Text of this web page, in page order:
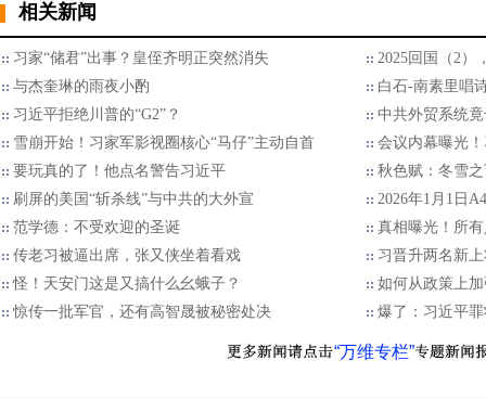
相关新闻
习家“储君”出事？皇侄齐明正突然消失
2025回国（2）
与杰奎琳的雨夜小酌
白石-南素里唱
习近平拒绝川普的“G2”？
中共外贸系统
雪崩开始！习家军影视圈核心“马仔”主动自首
会议内幕曝光
要玩真的了！他点名警告习近平
秋色赋：冬雪
刷屏的美国“斩杀线”与中共的大外宣
2026年1月1日
范学德：不受欢迎的圣诞
真相曝光！所
传老习被逼出席，张又侠坐着看戏
习晋升两名新
怪！天安门这是又搞什么幺蛾子？
如何从政策上
惊传一批军官，还有高智晟被秘密处决
爆了：习近平
“万维专栏”